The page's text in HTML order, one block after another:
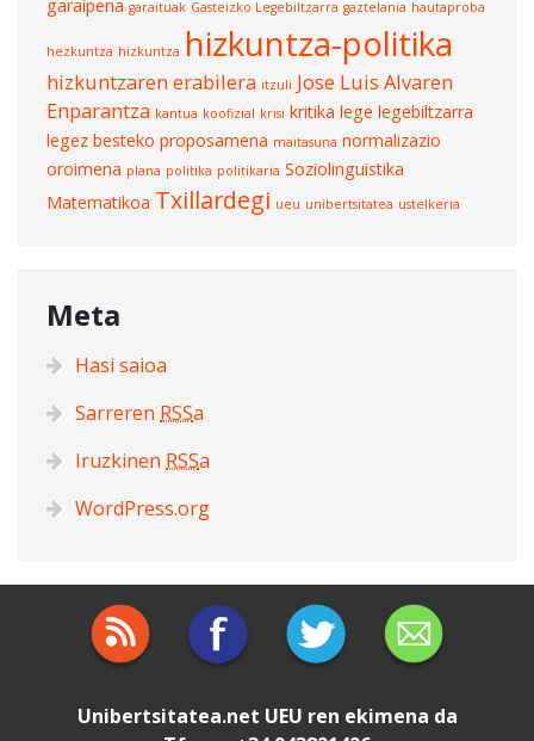
garaipena garaituak Gasteizko Legebiltzarra gaztelania hautaproba
hezkuntza hizkuntza hizkuntza-politika
hizkuntzaren erabilera itzuli Jose Luis Alvaren
Enparantza kantua koofizial krisi kritika lege legebiltzarra
legez besteko proposamena maitasuna normalizazio
oroimena plana politika politikaria Soziolinguistika
Matematikoa Txillardegi ueu unibertsitatea ustelkeria
Meta
Hasi saioa
Sarreren RSSa
Iruzkinen RSSa
WordPress.org
Unibertsitatea.net UEU ren ekimena da